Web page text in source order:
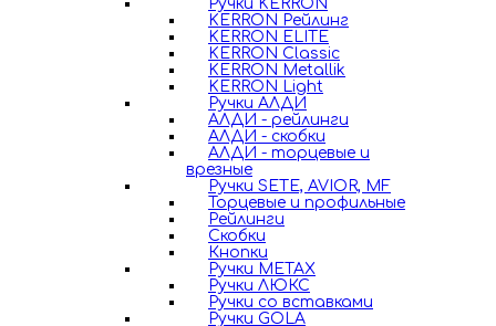
Ручки KERRON
KERRON Рейлинг
KERRON ELITE
KERRON Classic
KERRON Metallik
KERRON Light
Ручки АЛДИ
АЛДИ - рейлинги
АЛДИ - скобки
АЛДИ - торцевые и
врезные
Ручки SETE, AVIOR, MF
Торцевые и профильные
Рейлинги
Скобки
Кнопки
Ручки METAX
Ручки ЛЮКС
Ручки со вставками
Ручки GOLA